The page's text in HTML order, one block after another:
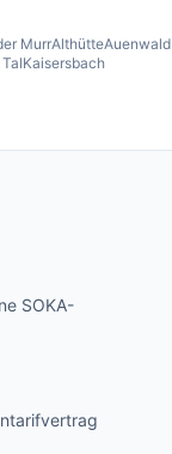
MurrAlthütteAuenwald
Kaisersbach
SOKA-